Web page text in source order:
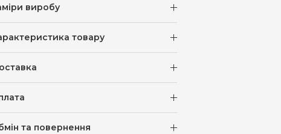
виробу
товару
та повернення